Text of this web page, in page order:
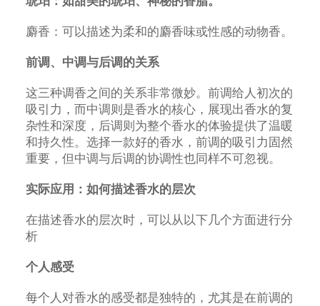
麝香：可以描述为柔和的麝香味或性感的动物香。
前调、中调与后调的关系
这三种调香之间的关系非常微妙。前调给人初次的
吸引力，而中调则是香水的核心，展现出香水的复
杂性和深度，后调则为整个香水的体验提供了温暖
和持久性。选择一款好的香水，前调的吸引力固然
重要，但中调与后调的协调性也同样不可忽视。
实际应用：如何描述香水的层次
在描述香水的层次时，可以从以下几个方面进行分
析
个人感受
每个人对香水的感受都是独特的，尤其是在前调的